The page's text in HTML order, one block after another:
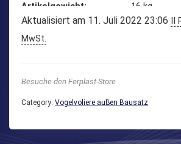
Artikelgewicht
‎16 kg
Aktualisiert am 11. Juli 2022 23:06
MwSt.
Besuche den Ferplast-Store
Category: Vogelvoliere außen Bausatz